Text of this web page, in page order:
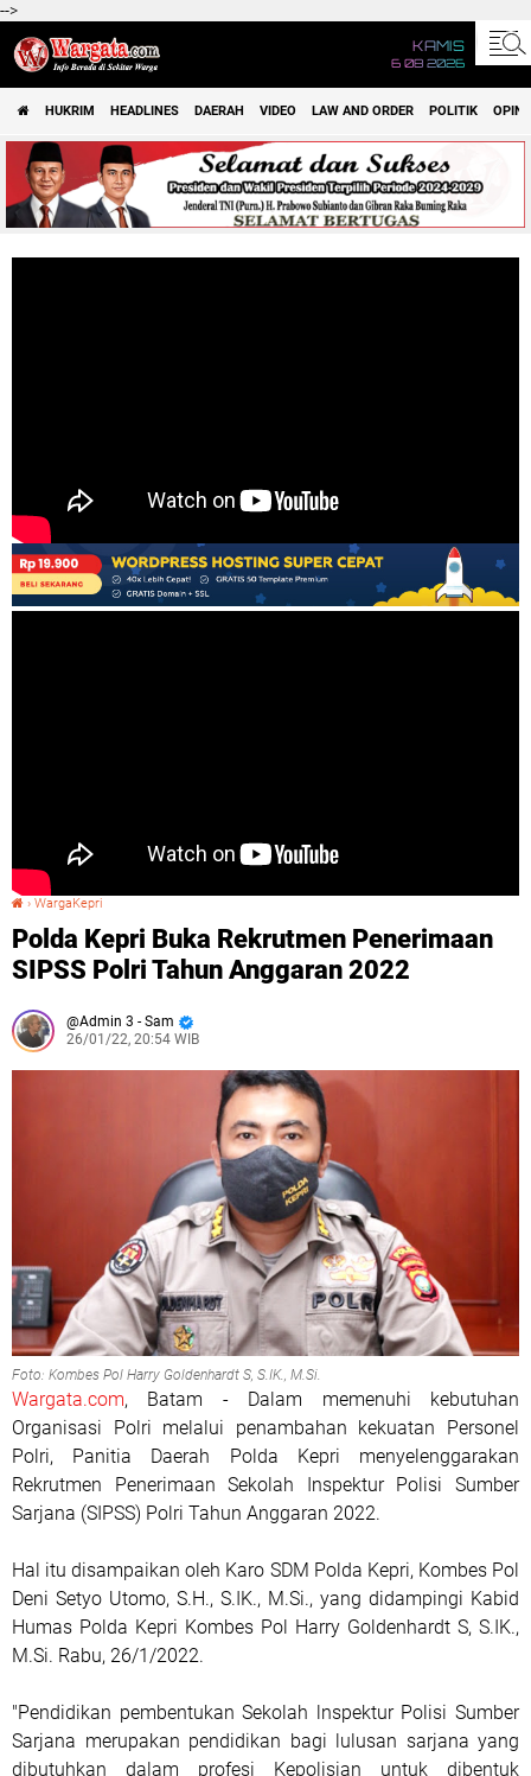
-->
KAMIS
6 08 2026
HUKRIM HEADLINES DAERAH VIDEO LAW AND ORDER POLITIK OPINI
› WargaKepri
Polda Kepri Buka Rekrutmen Penerimaan
SIPSS Polri Tahun Anggaran 2022
Admin 3 - Sam
26/01/22, 20:54 WIB
Foto: Kombes Pol Harry Goldenhardt S, S.IK., M.Si.
Wargata.com, Batam - Dalam memenuhi kebutuhan
Organisasi Polri melalui penambahan kekuatan Personel
Polri, Panitia Daerah Polda Kepri menyelenggarakan
Rekrutmen Penerimaan Sekolah Inspektur Polisi Sumber
Sarjana (SIPSS) Polri Tahun Anggaran 2022.
Hal itu disampaikan oleh Karo SDM Polda Kepri, Kombes Pol
Deni Setyo Utomo, S.H., S.IK., M.Si., yang didampingi Kabid
Humas Polda Kepri Kombes Pol Harry Goldenhardt S, S.IK.,
M.Si. Rabu, 26/1/2022.
"Pendidikan pembentukan Sekolah lnspektur Polisi Sumber
Sarjana merupakan pendidikan bagi lulusan sarjana yang
dibutuhkan dalam profesi Kepolisian untuk dibentuk